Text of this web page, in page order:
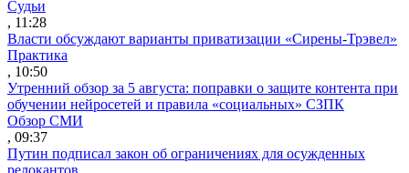
Судьи
, 11:28
Власти обсуждают варианты приватизации «Сирены-Трэвел»
Практика
, 10:50
Утренний обзор за 5 августа: поправки о защите контента при
обучении нейросетей и правила «социальных» СЗПК
Обзор СМИ
, 09:37
Путин подписал закон об ограничениях для осужденных
релокантов